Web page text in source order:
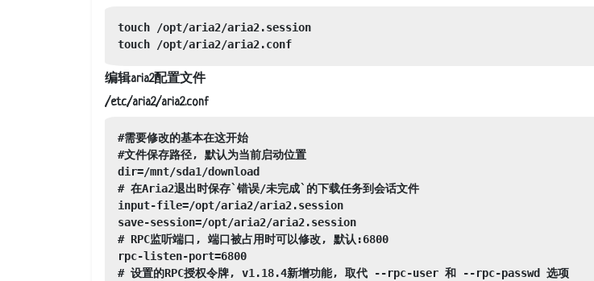
touch /opt/aria2/aria2.session
touch /opt/aria2/aria2.conf
编辑aria2配置文件
/etc/aria2/aria2.conf
#需要修改的基本在这开始
#文件保存路径, 默认为当前启动位置
dir=/mnt/sda1/download
# 在Aria2退出时保存`错误/未完成`的下载任务到会话文件
input-file=/opt/aria2/aria2.session
save-session=/opt/aria2/aria2.session
# RPC监听端口, 端口被占用时可以修改, 默认:6800
rpc-listen-port=6800
# 设置的RPC授权令牌, v1.18.4新增功能, 取代 --rpc-user 和 --rpc-passwd 选项